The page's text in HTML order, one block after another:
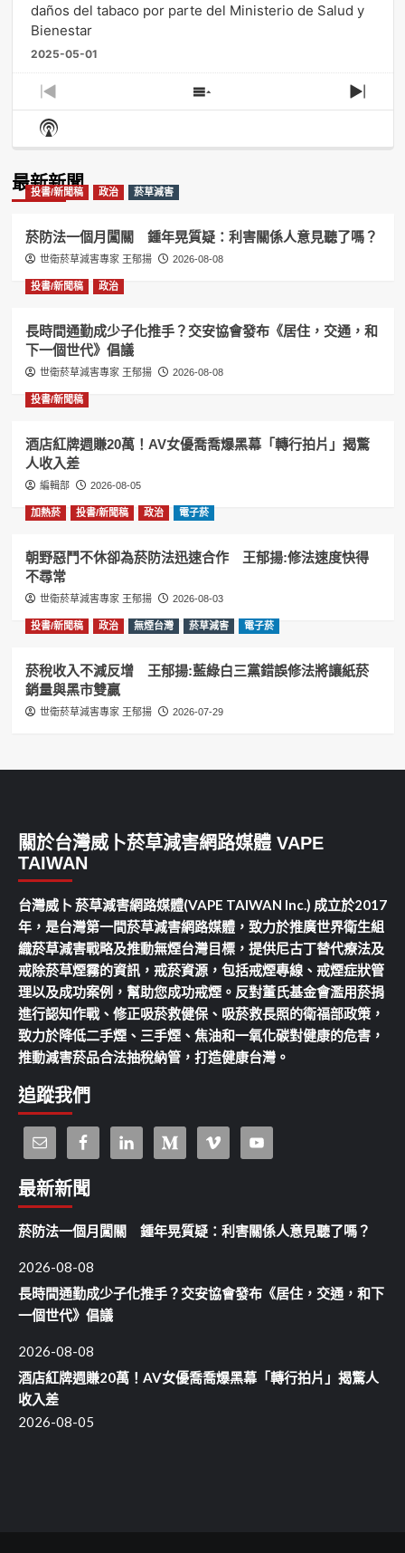
daños del tabaco por parte del Ministerio de Salud y
Bienestar
2025-05-01
Previous
Episode
Show
Episodes
Next
Show
Podcast
最新新聞
投書/新聞稿 政治 菸草減害
菸防法一個月闖關 鍾年晃質疑：利害關係人意見聽了嗎？
世衛菸草減害專家 王郁揚 2026-08-08
投書/新聞稿 政治
長時間通勤成少子化推手？交安協會發布《居住，交通，和
下一個世代》倡議
世衛菸草減害專家 王郁揚 2026-08-08
投書/新聞稿
酒店紅牌週賺20萬！AV女優喬喬爆黑幕「轉行拍片」揭驚
人收入差
編輯部 2026-08-05
加熱菸 投書/新聞稿 政治 電子菸
朝野惡鬥不休卻為菸防法迅速合作 王郁揚:修法速度快得
不尋常
世衛菸草減害專家 王郁揚 2026-08-03
投書/新聞稿 政治 無煙台灣 菸草減害 電子菸
菸稅收入不減反增 王郁揚:藍綠白三黨錯誤修法將讓紙菸
銷量與黑市雙贏
世衛菸草減害專家 王郁揚 2026-07-29
關於台灣威卜菸草減害網路媒體 VAPE
TAIWAN
台灣威卜 菸草減害網路媒體(VAPE TAIWAN Inc.) 成立於2017
年，是台灣第一間菸草減害網路媒體，致力於推廣世界衛生組
織菸草減害戰略及推動無煙台灣目標，提供尼古丁替代療法及
戒除菸草煙霧的資訊，戒菸資源，包括戒煙專線、戒煙症狀管
理以及成功案例，幫助您成功戒煙。反對董氏基金會濫用菸捐
進行認知作戰、修正吸菸救健保、吸菸救長照的衛福部政策，
致力於降低二手煙、三手煙、焦油和一氧化碳對健康的危害，
推動減害菸品合法抽稅納管，打造健康台灣。
追蹤我們
最新新聞
菸防法一個月闖關 鍾年晃質疑：利害關係人意見聽了嗎？
2026-08-08
長時間通勤成少子化推手？交安協會發布《居住，交通，和下
一個世代》倡議
2026-08-08
酒店紅牌週賺20萬！AV女優喬喬爆黑幕「轉行拍片」揭驚人
收入差
2026-08-05